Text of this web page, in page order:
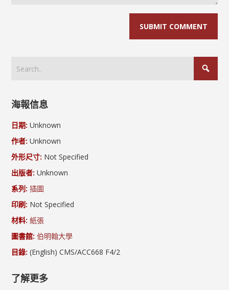
海報信息
日期: Unknown
作者: Unknown
外形尺寸: Not Specified
出版者: Unknown
系列: 插圖
印刷: Not Specified
材料: 紙張
圖書館: 伯明翰大學
目錄: (English) CMS/ACC668 F4/2
了解更多